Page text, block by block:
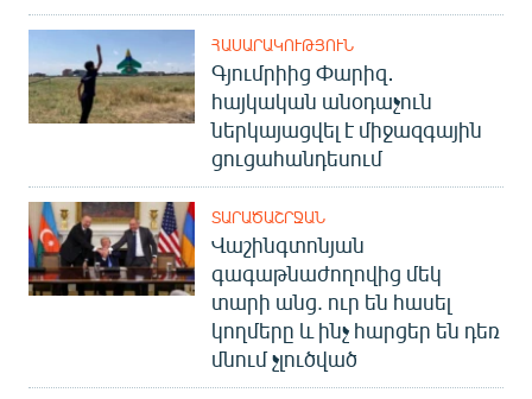
ՀԱՍԱՐԱԿՈՒԹՅՈՒՆ
Գյումրիից Փարիզ․
հայկական անօդաչուն
ներկայացվել է միջազգային
ցուցահանդեսում
ՏԱՐԱԾԱՇՐՋԱՆ
Վաշինգտոնյան
գագաթնաժողովից մեկ
տարի անց. ուր են հասել
կողմերը և ինչ հարցեր են դեռ
մնում չլուծված